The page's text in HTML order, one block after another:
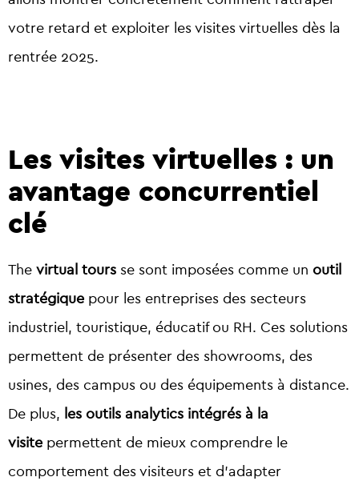
votre retard et exploiter les visites virtuelles dès la
rentrée 2025.
Les visites virtuelles : un
avantage concurrentiel
clé
The virtual tours se sont imposées comme un outil
stratégique pour les entreprises des secteurs
industriel, touristique, éducatif ou RH. Ces solutions
permettent de présenter des showrooms, des
usines, des campus ou des équipements à distance.
De plus, les outils analytics intégrés à la
visite permettent de mieux comprendre le
comportement des visiteurs et d’adapter